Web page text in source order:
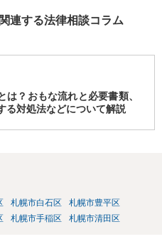
連する法律相談コラム
は？おもな流れと必要書類、
る対処法などについて解説
札幌市白石区
札幌市豊平区
札幌市手稲区 札幌市清田区